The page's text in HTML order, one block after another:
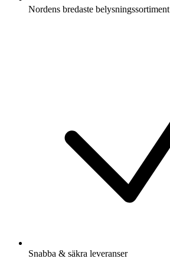
Nordens bredaste belysningssortiment
Snabba & säkra leveranser